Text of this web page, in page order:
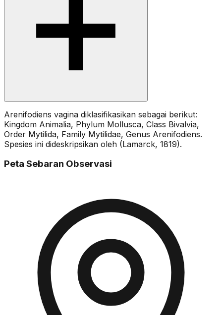
Arenifodiens vagina diklasifikasikan sebagai berikut:
Kingdom Animalia, Phylum Mollusca, Class Bivalvia,
Order Mytilida, Family Mytilidae, Genus Arenifodiens.
Spesies ini dideskripsikan oleh (Lamarck, 1819).
Peta Sebaran Observasi